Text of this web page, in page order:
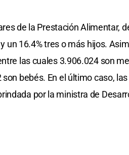
de la Prestación Alimentar,
un 16.4% tres o más hijos.
las cuales 3.906.024 son
bebés. En el último caso,
por la ministra de